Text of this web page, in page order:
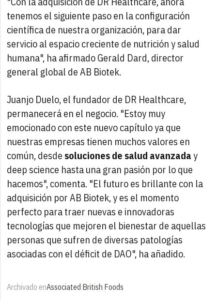
tenemos el siguiente paso en la configuración
científica de nuestra organización, para dar
servicio al espacio creciente de nutrición y salud
humana", ha afirmado Gerald Dard, director
general global de AB Biotek.
Juanjo Duelo, el fundador de DR Healthcare,
permanecerá en el negocio. "Estoy muy
emocionado con este nuevo capítulo ya que
nuestras empresas tienen muchos valores en
común, desde soluciones de salud avanzaday
deep science hasta una gran pasión por lo que
hacemos", comenta. "El futuro es brillante con la
adquisición por AB Biotek, y es el momento
perfecto para traer nuevas e innovadoras
tecnologías que mejoren el bienestar de aquellas
personas que sufren de diversas patologías
asociadas con el déficit de DAO", ha añadido.
Archivado enAssociated British Foods